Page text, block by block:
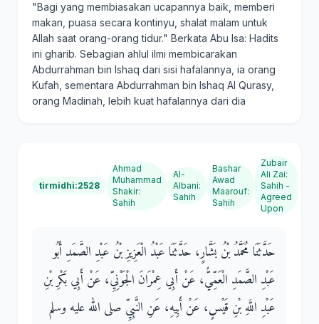
"Bagi yang membiasakan ucapannya baik, memberi
makan, puasa secara kontinyu, shalat malam untuk
Allah saat orang-orang tidur." Berkata Abu Isa: Hadits
ini gharib. Sebagian ahlul ilmi membicarakan
Abdurrahman bin Ishaq dari sisi hafalannya, ia orang
Kufah, sementara Abdurrahman bin Ishaq Al Qurasy,
orang Madinah, lebih kuat hafalannya dari dia
tirmidhi:2528
Ahmad
Muhammad
Shakir:
Sahih
Al-
Albani:
Sahih
Bashar
Awad
Maarouf:
Sahih
Zubair
Ali Zai:
Sahih -
Agreed
Upon
حَدَّثَنَا مُحَمَّدُ بْنُ بَشَّارٍ، حَدَّثَنَا عَبْدُ الْعَزِيزِ بْنُ عَبْدِ الصَّمَدِ أَبُو
عَبْدِ الصَّمَدِ الْعَمِّيُّ، عَنْ أَبِي عِمْرَانَ الْجَوْنِيِّ، عَنْ أَبِي بَكْرِ بْنِ
عَبْدِ اللَّهِ بْنِ قَيْسٍ، عَنْ أَبِيهِ، عَنِ النَّبِيِّ صلى الله عليه وسلم